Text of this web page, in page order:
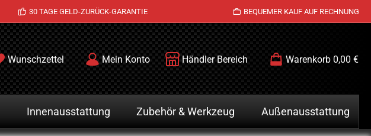
30 TAGE GELD-ZURÜCK-GARANTIE BEQUEMER KAUF AUF RECHNUNG
Wunschzettel Mein Konto Händler Bereich Warenkorb 0,00 €
Innenausstattung Zubehör & Werkzeug Außenausstattung